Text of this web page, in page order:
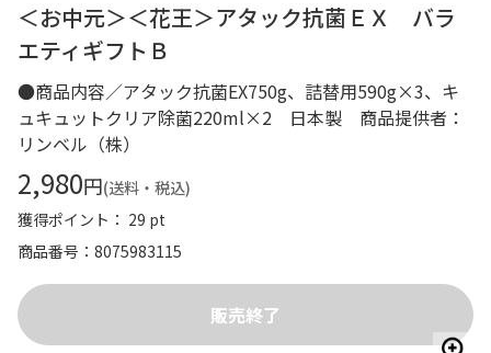
＜お中元＞＜花王＞アタック抗菌ＥＸ バラ
エティギフトＢ
●商品内容／アタック抗菌EX750g、詰替用590g×3、キ
ュキュットクリア除菌220ml×2 日本製 商品提供者：
リンベル（株）
2,980円(送料・税込)
獲得ポイント： 29 pt
商品番号
8075983115